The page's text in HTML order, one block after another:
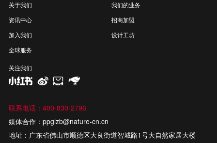
关于我们
我们的业务
资讯中心
招商加盟
加入我们
设计工坊
全球服务
关注我们
联系电话：400-830-2796
媒体合作：ppglzb@nature-cn.cn
地址：广东省佛山市顺德区大良街道智城路1号大自然家居大楼